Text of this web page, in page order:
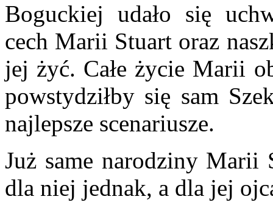
Boguckiej udało się
cech Marii Stuart oraz
jej żyć. Całe życie Marii
powstydziłby się sam
najlepsze scenariusze.
Już same narodziny Marii
dla niej jednak, a dla jej